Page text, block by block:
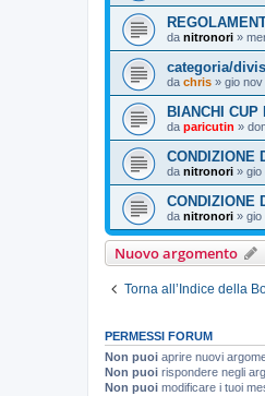
da nitronori »
categoria/
da chris » gio
BIANCHI CUP
da paricutin »
CONDIZIONE
da nitronori » gio
CONDIZIONE
da nitronori » gio
Nuovo argomento
Torna all’Indice della
PERMESSI FORUM
Non puoi aprire nuovi
Non puoi rispondere negli
Non puoi modificare i tuoi